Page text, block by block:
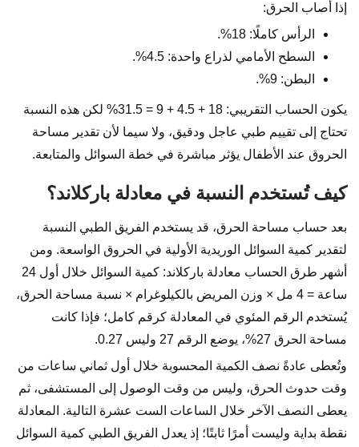
إذا أصاب الحرق:
الرأس كاملًا: 18%.
السطح الأمامي لذراع واحدة: 4.5%.
البطن: 9%.
يكون الحساب التقريبي: 18 + 4.5 + 9 = 31.5% لكن هذه النسبة
تحتاج إلى تقييم طبي عاجل ودقيق، ولا سيما لأن تقدير مساحة
الحروق عند الأطفال يؤثر مباشرة في خطة السوائل والمتابعة.
كيف تُستخدم النسبة في معادلة باركلاند؟
بعد حساب مساحة الحرق، قد يستخدم الفريق الطبي النسبة
لتقدير كمية السوائل الوريدية الأولية في الحروق الواسعة. ومن
أشهر طرق الحساب معادلة باركلاند: كمية السوائل خلال أول 24
ساعة = 4 مل × وزن المريض بالكيلوغرام × نسبة مساحة الحرق،
يُستخدم الرقم المئوي في المعادلة كرقم كامل؛ فإذا كانت
مساحة الحرق 27%، يوضع الرقم 27 وليس 0.27.
وتُعطى عادةً نصف الكمية المحسوبة خلال أول ثماني ساعات من
وقت حدوث الحرق، وليس من وقت الوصول إلى المستشفى، ثم
يعطى النصف الآخر خلال الساعات الست عشرة التالية. المعادلة
نقطة بداية وليست أمرًا ثابتًا؛ إذ يعدل الفريق الطبي كمية السوائل